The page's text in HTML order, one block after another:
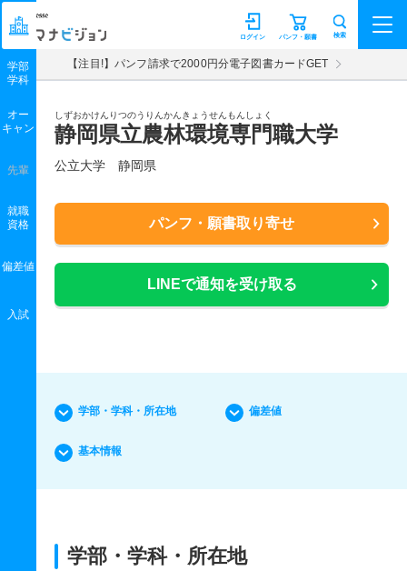
マナビジョン パンフ・願書
ログイン 検索
【注目!】パンフ請求で2000円分電子図書カードGET
しずおかけんりつのうりんかんきょうせんもんしょく
静岡県立農林環境専門職大学
公立大学 静岡県
パンフ・願書取り寄せ
LINEで通知を受け取る
学部
学科
オー
キャン
先輩
就職
資格
偏差値
入試
学部・学科・所在地 偏差値
基本情報
学部・学科・所在地